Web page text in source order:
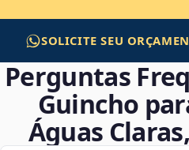
SOLICITE SEU
Perguntas
Guincho
Águas